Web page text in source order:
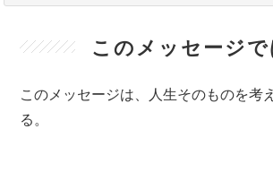
このメッセージで
このメッセージは、人生そのものを考
る。